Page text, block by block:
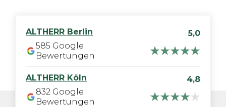
ALTHERR Berlin
5,0
585 Google
Bewertungen
ALTHERR Köln
4,8
832 Google
Bewertungen